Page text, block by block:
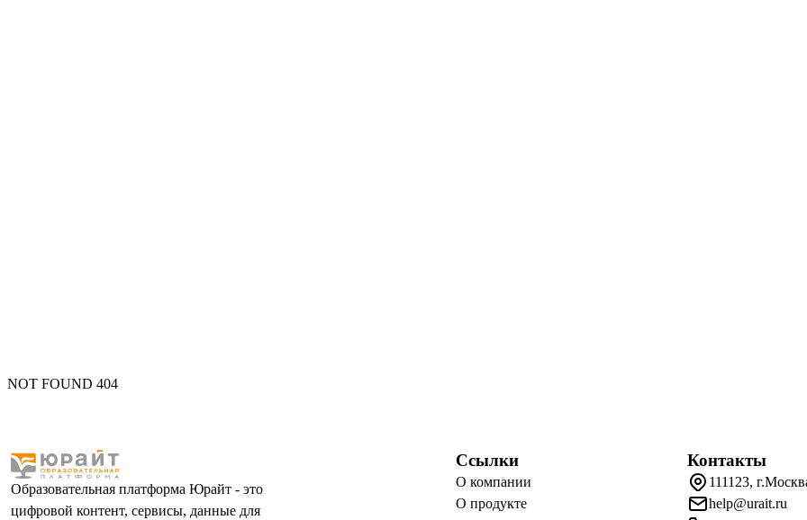
NOT FOUND 404
Образовательная платформа Юрайт - это
цифровой контент, сервисы, данные для
Ссылки
О компании
О продукте
Контакты
111123,
help@urait.ru